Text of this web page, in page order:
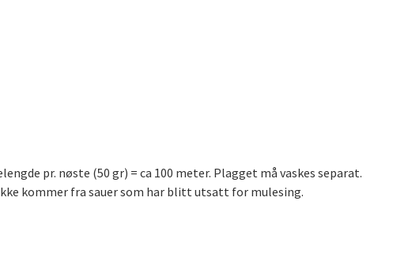
pr. nøste (50 gr) = ca 100 meter. Plagget må vaskes separat.
kommer fra sauer som har blitt utsatt for mulesing.